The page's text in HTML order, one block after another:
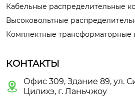
Кабельные распределительные
Высоковольтные
Комплектные трансформаторные
КОНТАКТЫ

Офис 309, Здание 89, ул.
Цилихэ, г. Ланьчжоу